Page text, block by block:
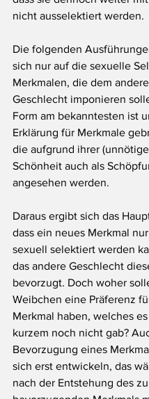
nicht ausselektiert werden.
Die folgenden
sich nur auf die sexuelle
Merkmalen, die dem
Geschlecht imponieren
Form am bekanntesten ist
Erklärung für Merkmale
die aufgrund ihrer
Schönheit auch als
angesehen werden.
Daraus ergibt sich das
dass ein neues Merkmal
sexuell selektiert werden
das andere Geschlecht
bevorzugt. Doch woher
Weibchen eine Präferenz
Merkmal haben, welches
kurzem noch nicht gab?
Bevorzugung eines
sich erst entwickeln, das
nach der Entstehung des zu